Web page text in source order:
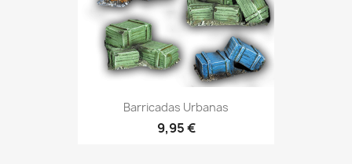
Barricadas Urbanas
9,95 €